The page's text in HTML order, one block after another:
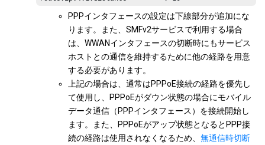
PPPインタフェースの設定は下線部分が追加にな
ります。また、SMFv2サービスで利用する場合
は、WWANインタフェースの切断時にもサービス
ホストとの通信を維持するために他の経路を用意
する必要があります。
上記の場合は、通常はPPPoE接続の経路を優先し
て使用し、PPPoEがダウン状態の場合にモバイル
データ通信（PPPインタフェース）を接続開始し
ます。また、PPPoEがアップ状態となるとPPP接
続の経路は使用されなくなるため、 無通信時切断